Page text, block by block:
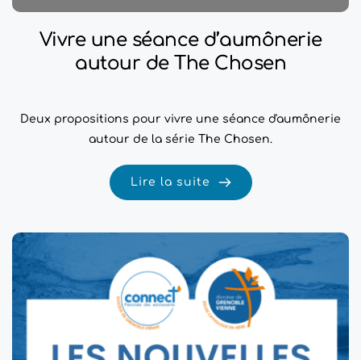
Vivre une séance d’aumônerie
autour de The Chosen
Deux propositions pour vivre une séance d'aumônerie
autour de la série The Chosen.
Lire la suite